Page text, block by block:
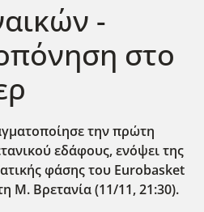
-
στο
την πρώτη
εδάφους, ενόψει της
φάσης του Eurobasket
Μ. Βρετανία (11/11, 21:30).